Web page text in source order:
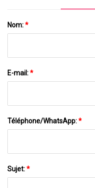
Nom:*
E-mail:*
Téléphone/WhatsApp:*
Sujet:*